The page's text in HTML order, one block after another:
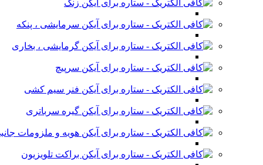
زنگ
سرمایشی ، پنکه
گرمایشی ، بخاری
سرپیچ
فنر سیم کشی
گیره سرباتری
هویه و ملزومات
براکت تلویزیون